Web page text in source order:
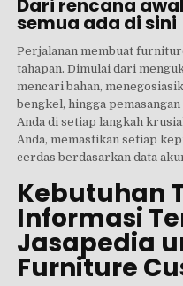
Dari rencana
semua ada di sini
Perjalanan membuat
tahapan. Dimulai dari
mencari bahan,
bengkel, hingga
Anda di setiap langkah
Anda, memastikan setiap
cerdas berdasarkan data
Kebutuhan
Informasi
Jasapedia
Furniture